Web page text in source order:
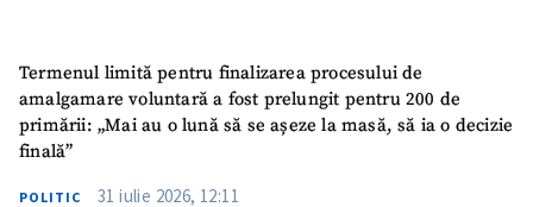
Termenul limită pentru finalizarea procesului de
amalgamare voluntară a fost prelungit pentru 200 de
primării: „Mai au o lună să se așeze la masă, să ia o decizie
finală”
POLITIC 31 iulie 2026, 12:11